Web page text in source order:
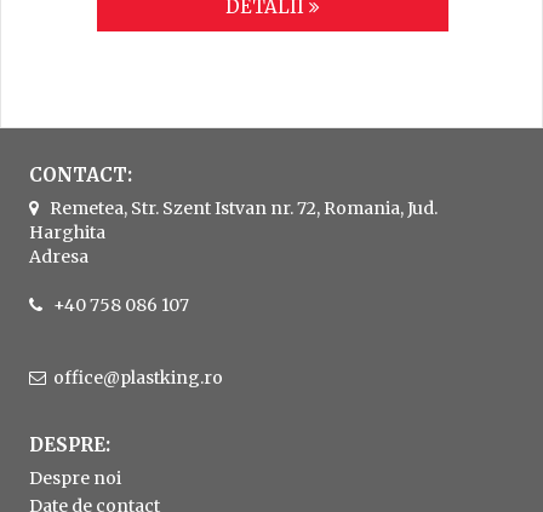
DETALII
CONTACT:
Remetea, Str. Szent Istvan nr. 72, Romania, Jud.
Harghita
Adresa
+40 758 086 107
office@plastking.ro
DESPRE:
Despre noi
Date de contact